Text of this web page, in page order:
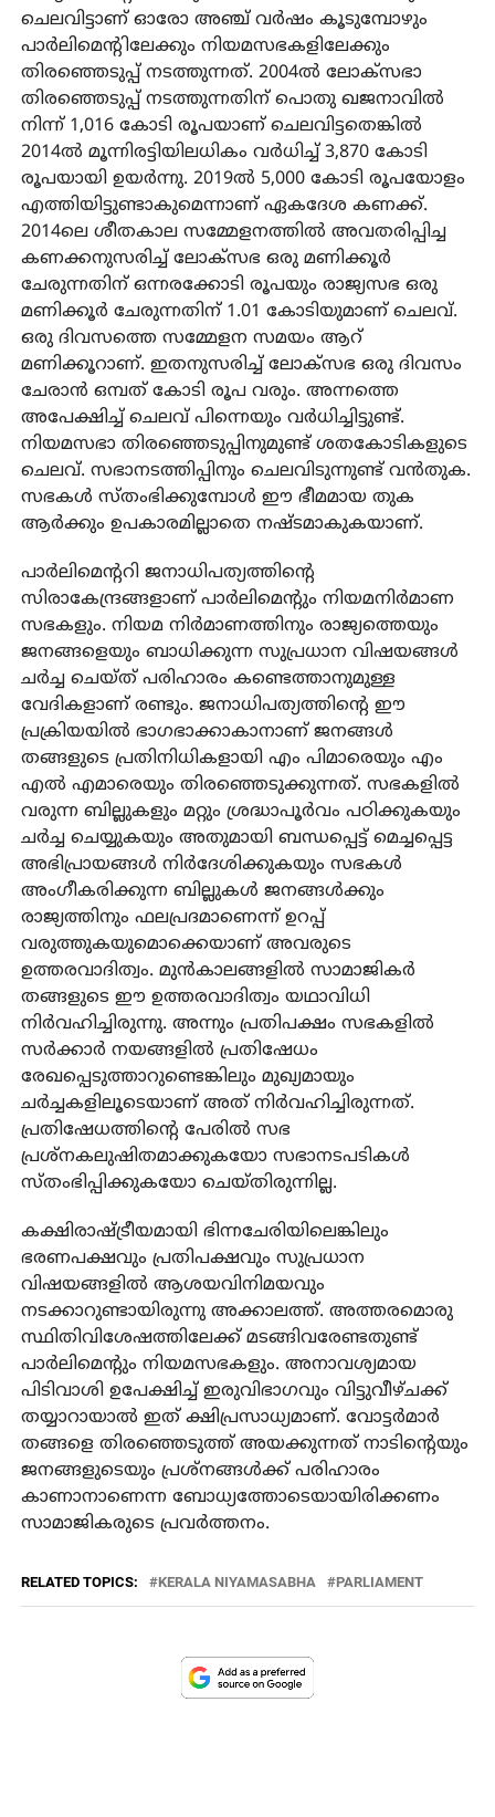
ചെലവിട്ടാണ് ഓരോ അഞ്ച് വര്‍ഷം കൂടുമ്പോഴും
പാര്‍ലിമെന്റിലേക്കും നിയമസഭകളിലേക്കും
തിരഞ്ഞെടുപ്പ് നടത്തുന്നത്. 2004ല്‍ ലോക്‌സഭാ
തിരഞ്ഞെടുപ്പ് നടത്തുന്നതിന് പൊതു ഖജനാവില്‍
നിന്ന് 1,016 കോടി രൂപയാണ് ചെലവിട്ടതെങ്കില്‍
2014ല്‍ മൂന്നിരട്ടിയിലധികം വര്‍ധിച്ച് 3,870 കോടി
രൂപയായി ഉയര്‍ന്നു. 2019ല്‍ 5,000 കോടി രൂപയോളം
എത്തിയിട്ടുണ്ടാകുമെന്നാണ് ഏകദേശ കണക്ക്.
2014ലെ ശീതകാല സമ്മേളനത്തില്‍ അവതരിപ്പിച്ച
കണക്കനുസരിച്ച് ലോക്സഭ ഒരു മണിക്കൂര്‍
ചേരുന്നതിന് ഒന്നരക്കോടി രൂപയും രാജ്യസഭ ഒരു
മണിക്കൂര്‍ ചേരുന്നതിന് 1.01 കോടിയുമാണ് ചെലവ്.
ഒരു ദിവസത്തെ സമ്മേളന സമയം ആറ്
മണിക്കൂറാണ്. ഇതനുസരിച്ച് ലോക്സഭ ഒരു ദിവസം
ചേരാന്‍ ഒമ്പത് കോടി രൂപ വരും. അന്നത്തെ
അപേക്ഷിച്ച് ചെലവ് പിന്നെയും വര്‍ധിച്ചിട്ടുണ്ട്.
നിയമസഭാ തിരഞ്ഞെടുപ്പിനുമുണ്ട് ശതകോടികളുടെ
ചെലവ്. സഭാനടത്തിപ്പിനും ചെലവിടുന്നുണ്ട് വന്‍തുക.
സഭകള്‍ സ്തംഭിക്കുമ്പോള്‍ ഈ ഭീമമായ തുക
ആര്‍ക്കും ഉപകാരമില്ലാതെ നഷ്ടമാകുകയാണ്.
പാര്‍ലിമെന്ററി ജനാധിപത്യത്തിന്റെ
സിരാകേന്ദ്രങ്ങളാണ് പാര്‍ലിമെന്റും നിയമനിര്‍മാണ
സഭകളും. നിയമ നിര്‍മാണത്തിനും രാജ്യത്തെയും
ജനങ്ങളെയും ബാധിക്കുന്ന സുപ്രധാന വിഷയങ്ങള്‍
ചര്‍ച്ച ചെയ്ത് പരിഹാരം കണ്ടെത്താനുമുള്ള
വേദികളാണ് രണ്ടും. ജനാധിപത്യത്തിന്റെ ഈ
പ്രക്രിയയില്‍ ഭാഗഭാക്കാകാനാണ് ജനങ്ങള്‍
തങ്ങളുടെ പ്രതിനിധികളായി എം പിമാരെയും എം
എല്‍ എമാരെയും തിരഞ്ഞെടുക്കുന്നത്. സഭകളില്‍
വരുന്ന ബില്ലുകളും മറ്റും ശ്രദ്ധാപൂര്‍വം പഠിക്കുകയും
ചര്‍ച്ച ചെയ്യുകയും അതുമായി ബന്ധപ്പെട്ട് മെച്ചപ്പെട്ട
അഭിപ്രായങ്ങള്‍ നിര്‍ദേശിക്കുകയും സഭകള്‍
അംഗീകരിക്കുന്ന ബില്ലുകള്‍ ജനങ്ങള്‍ക്കും
രാജ്യത്തിനും ഫലപ്രദമാണെന്ന് ഉറപ്പ്
വരുത്തുകയുമൊക്കെയാണ് അവരുടെ
ഉത്തരവാദിത്വം. മുന്‍കാലങ്ങളില്‍ സാമാജികര്‍
തങ്ങളുടെ ഈ ഉത്തരവാദിത്വം യഥാവിധി
നിര്‍വഹിച്ചിരുന്നു. അന്നും പ്രതിപക്ഷം സഭകളില്‍
സര്‍ക്കാര്‍ നയങ്ങളില്‍ പ്രതിഷേധം
രേഖപ്പെടുത്താറുണ്ടെങ്കിലും മുഖ്യമായും
ചര്‍ച്ചകളിലൂടെയാണ് അത് നിര്‍വഹിച്ചിരുന്നത്.
പ്രതിഷേധത്തിന്റെ പേരില്‍ സഭ
പ്രശ്‌നകലുഷിതമാക്കുകയോ സഭാനടപടികള്‍
സ്തംഭിപ്പിക്കുകയോ ചെയ്തിരുന്നില്ല.
കക്ഷിരാഷ്ട്രീയമായി ഭിന്നചേരിയിലെങ്കിലും
ഭരണപക്ഷവും പ്രതിപക്ഷവും സുപ്രധാന
വിഷയങ്ങളില്‍ ആശയവിനിമയവും
നടക്കാറുണ്ടായിരുന്നു അക്കാലത്ത്. അത്തരമൊരു
സ്ഥിതിവിശേഷത്തിലേക്ക് മടങ്ങിവരേണ്ടതുണ്ട്
പാര്‍ലിമെന്റും നിയമസഭകളും. അനാവശ്യമായ
പിടിവാശി ഉപേക്ഷിച്ച് ഇരുവിഭാഗവും വിട്ടുവീഴ്ചക്ക്
തയ്യാറായാല്‍ ഇത് ക്ഷിപ്രസാധ്യമാണ്. വോട്ടര്‍മാര്‍
തങ്ങളെ തിരഞ്ഞെടുത്ത് അയക്കുന്നത് നാടിന്റെയും
ജനങ്ങളുടെയും പ്രശ്‌നങ്ങള്‍ക്ക് പരിഹാരം
കാണാനാണെന്ന ബോധ്യത്തോടെയായിരിക്കണം
സാമാജികരുടെ പ്രവര്‍ത്തനം.
RELATED TOPICS: KERALA NIYAMASABHA PARLIAMENT